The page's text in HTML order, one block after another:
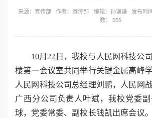
来源：宣传部 作者：宣传部 编辑：孙谦谦 发布时
数：
555
10月22日，我校与 人民网科技公司
楼第一会议室共同举行关键金属高峰
人民网科技公司总经理刘鹏，人民网
广西分公司负责人叶斌，我校党委
球，党委常委、副校长钱凯出席会议